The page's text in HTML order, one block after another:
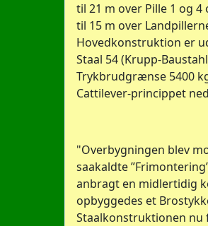
til 21 m over Pille 1 og
til 15 m over
Hovedkonstruktion er
Staal 54 (Krupp-
Trykbrudgrænse 5400
Cattilever-princippet
"Overbygningen blev
saakaldte
anbragt en midlertidig
opbyggedes et
Staalkonstruktionen nu